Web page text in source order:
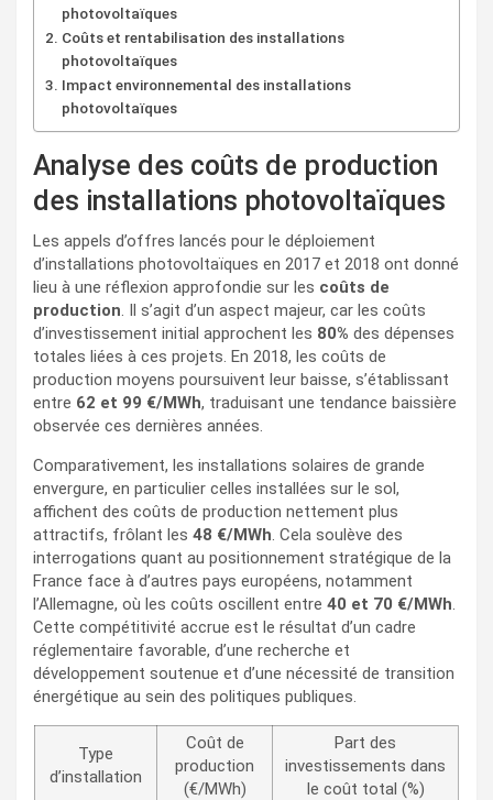
photovoltaïques
Coûts et rentabilisation des installations
photovoltaïques
Impact environnemental des installations
photovoltaïques
Analyse des coûts de production
des installations photovoltaïques
Les appels d’offres lancés pour le déploiement
d’installations photovoltaïques en 2017 et 2018 ont donné
lieu à une réflexion approfondie sur les coûts de
production. Il s’agit d’un aspect majeur, car les coûts
d’investissement initial approchent les 80% des dépenses
totales liées à ces projets. En 2018, les coûts de
production moyens poursuivent leur baisse, s’établissant
entre 62 et 99 €/MWh, traduisant une tendance baissière
observée ces dernières années.
Comparativement, les installations solaires de grande
envergure, en particulier celles installées sur le sol,
affichent des coûts de production nettement plus
attractifs, frôlant les 48 €/MWh. Cela soulève des
interrogations quant au positionnement stratégique de la
France face à d’autres pays européens, notamment
l’Allemagne, où les coûts oscillent entre 40 et 70 €/MWh.
Cette compétitivité accrue est le résultat d’un cadre
réglementaire favorable, d’une recherche et
développement soutenue et d’une nécessité de transition
énergétique au sein des politiques publiques.
Type
d’installation
Coût de
production
(€/MWh)
Part des
investissements dans
le coût total (%)